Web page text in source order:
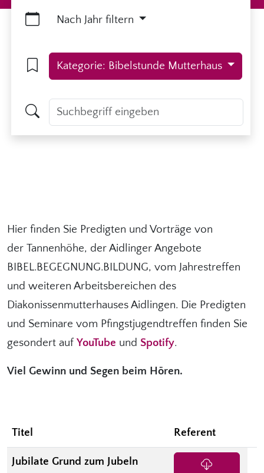
Nach Jahr filtern
Kategorie: Bibelstunde Mutterhaus
Hier finden Sie Predigten und Vorträge von
der Tannenhöhe, der Aidlinger Angebote
BIBEL.BEGEGNUNG.BILDUNG, vom Jahrestreffen
und weiteren Arbeitsbereichen des
Diakonissenmutterhauses Aidlingen. Die Predigten
und Seminare vom Pfingstjugendtreffen finden Sie
gesondert aufYouTube und Spotify.
Viel Gewinn und Segen beim Hören.
Titel Referent
Jubilate Grund zum Jubeln